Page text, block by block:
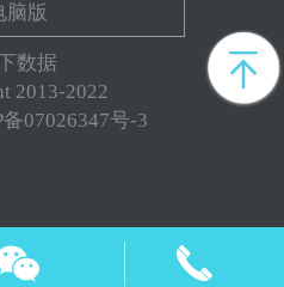
脑版
数据
2013-2022
07026347号-3